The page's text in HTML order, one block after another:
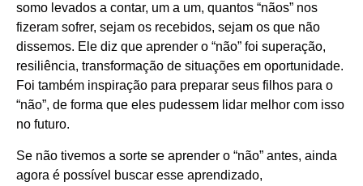
somo levados a contar, um a um, quantos “nãos” nos
fizeram sofrer, sejam os recebidos, sejam os que não
dissemos. Ele diz que aprender o “não” foi superação,
resiliência, transformação de situações em oportunidade.
Foi também inspiração para preparar seus filhos para o
“não”, de forma que eles pudessem lidar melhor com isso
no futuro.
Se não tivemos a sorte se aprender o “não” antes, ainda
agora é possível buscar esse aprendizado,